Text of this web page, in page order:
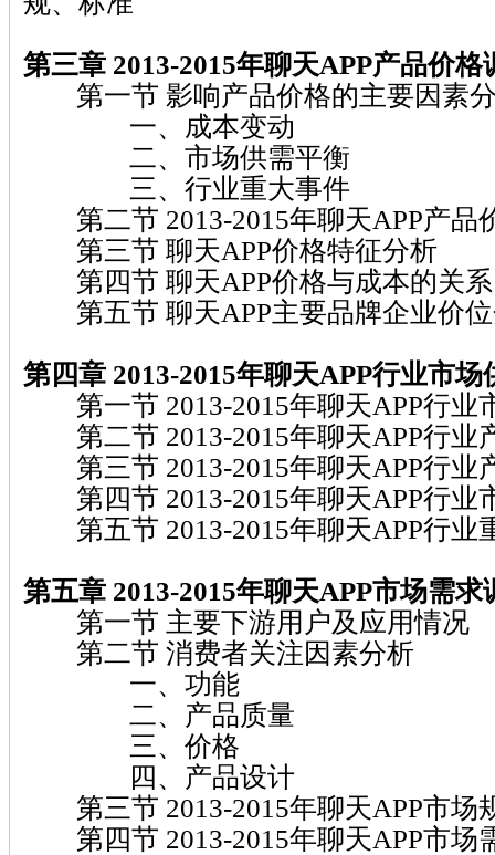
第三章 2013-2015年聊天APP产品价格
第一节 影响产品价格的主要因素
一、成本变动
二、市场供需平衡
三、行业重大事件
第二节 2013-2015年聊天APP产品
第三节 聊天APP价格特征分析
第四节 聊天APP价格与成本的关系
第五节 聊天APP主要品牌企业价
第四章 2013-2015年聊天APP行业市
第一节 2013-2015年聊天APP行业
第二节 2013-2015年聊天APP行业
第三节 2013-2015年聊天APP行业
第四节 2013-2015年聊天APP行业
第五节 2013-2015年聊天APP行业
第五章 2013-2015年聊天APP市场需求
第一节 主要下游用户及应用情况
第二节 消费者关注因素分析
一、功能
二、产品质量
三、价格
四、产品设计
第三节 2013-2015年聊天APP市场
第四节 2013-2015年聊天APP市场